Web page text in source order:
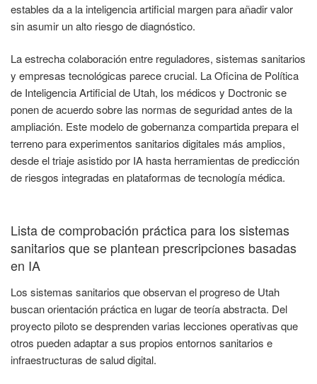
estables da a la inteligencia artificial margen para añadir valor
sin asumir un alto riesgo de diagnóstico.
La estrecha colaboración entre reguladores, sistemas sanitarios
y empresas tecnológicas parece crucial. La Oficina de Política
de Inteligencia Artificial de Utah, los médicos y Doctronic se
ponen de acuerdo sobre las normas de seguridad antes de la
ampliación. Este modelo de gobernanza compartida prepara el
terreno para experimentos sanitarios digitales más amplios,
desde el triaje asistido por IA hasta herramientas de predicción
de riesgos integradas en plataformas de tecnología médica.
Lista de comprobación práctica para los sistemas
sanitarios que se plantean prescripciones basadas
en IA
Los sistemas sanitarios que observan el progreso de Utah
buscan orientación práctica en lugar de teoría abstracta. Del
proyecto piloto se desprenden varias lecciones operativas que
otros pueden adaptar a sus propios entornos sanitarios e
infraestructuras de salud digital.